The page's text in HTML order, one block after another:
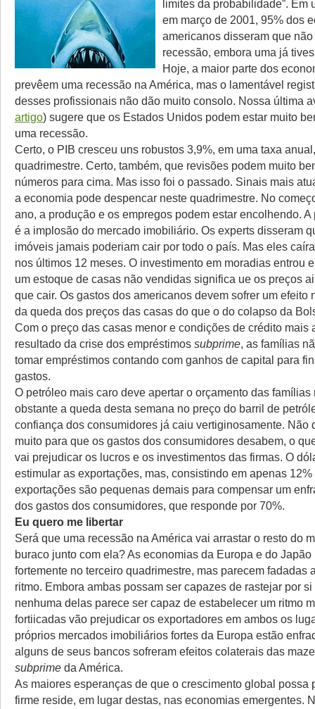
limites da probabilidade”. Em
em março de 2001, 95% dos
americanos disseram que
recessão, embora uma já
Hoje, a maior parte dos
prevêem uma recessão na América, mas o lamentável
desses profissionais não dão muito consolo. Nossa última
artigo) sugere que os Estados Unidos podem estar muito
uma recessão.
Certo, o PIB cresceu uns robustos 3,9%, em uma taxa
quadrimestre. Certo, também, que revisões podem muito
números para cima. Mas isso foi o passado. Sinais mais
a economia pode despencar neste quadrimestre. No
ano, a produção e os empregos podem estar encolhendo.
é a implosão do mercado imobiliário. Os experts disseram
imóveis jamais poderiam cair por todo o país. Mas eles
nos últimos 12 meses. O investimento em moradias entrou
um estoque de casas não vendidas significa ue os preços
que cair. Os gastos dos americanos devem sofrer um efeito
da queda dos preços das casas do que o do colapso da
Com o preço das casas menor e condições de crédito mais
resultado da crise dos empréstimos subprime, as famílias
tomar empréstimos contando com ganhos de capital para
gastos.
O petróleo mais caro deve apertar o orçamento das
obstante a queda desta semana no preço do barril de
confiança dos consumidores já caiu vertiginosamente. Não
muito para que os gastos dos consumidores desabem, o
vai prejudicar os lucros e os investimentos das firmas. O
estimular as exportações, mas, consistindo em apenas 12%
exportações são pequenas demais para compensar um
dos gastos dos consumidores, que responde por 70%.
Eu quero me libertar
Será que uma recessão na América vai arrastar o resto do
buraco junto com ela? As economias da Europa e do Japão
fortemente no terceiro quadrimestre, mas parecem fadadas
ritmo. Embora ambas possam ser capazes de rastejar por
nenhuma delas parece ser capaz de estabelecer um ritmo
fortiicadas vão prejudicar os exportadores em ambos os
próprios mercados imobiliários fortes da Europa estão
alguns de seus bancos sofreram efeitos colaterais das
subprime da América.
As maiores esperanças de que o crescimento global possa
firme reside, em lugar destas, nas economias emergentes.